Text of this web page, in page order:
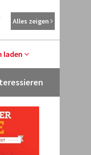
Alles zeigen
laden